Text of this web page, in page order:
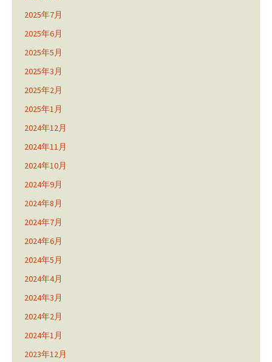
2025年7月
2025年6月
2025年5月
2025年3月
2025年2月
2025年1月
2024年12月
2024年11月
2024年10月
2024年9月
2024年8月
2024年7月
2024年6月
2024年5月
2024年4月
2024年3月
2024年2月
2024年1月
2023年12月